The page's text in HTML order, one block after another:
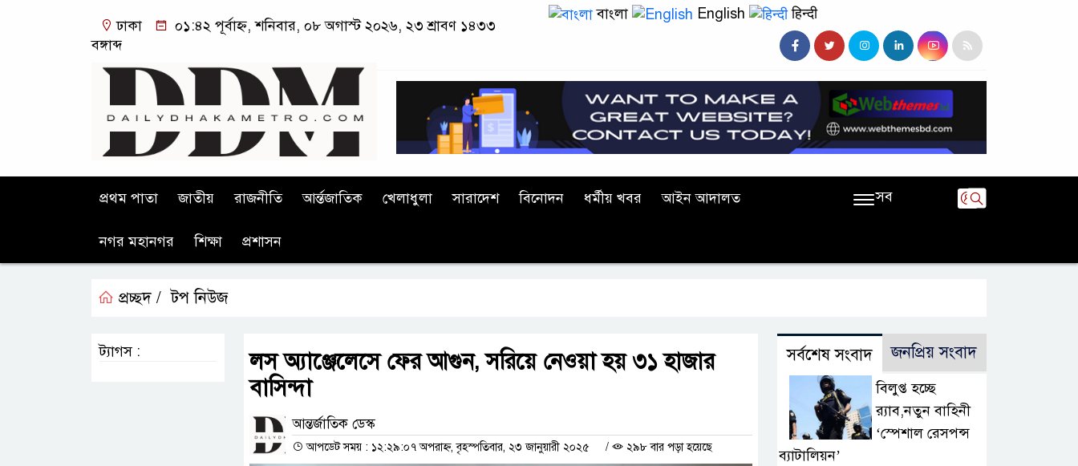
ঢাকা
০১:৪২ পূর্বাহ্ন, শনিবার, ০৮ অগাস্ট ২০২৬, ২৩ শ্রাবণ ১৪৩৩
বঙ্গাব্দ
বাংলা English हिन्दी
প্রথম পাতা জাতীয় রাজনীতি আর্ন্তজাতিক খেলাধুলা সারাদেশ বিনোদন ধর্মীয় খবর আইন আদালত
নগর মহানগর শিক্ষা প্রশাসন
সব
প্রচ্ছদ / টপ নিউজ
লস অ্যাঞ্জেলেসে ফের আগুন, সরিয়ে নেওয়া হয় ৩১ হাজার
বাসিন্দা
আন্তর্জাতিক ডেস্ক
আপডেট সময় : ১২:২৯:০৭ অপরাহ্ন, বৃহস্পতিবার, ২৩ জানুয়ারী ২০২৫ / ২৯৮ বার পড়া হয়েছে
ট্যাগস : সর্বশেষ সংবাদ জনপ্রিয় সংবাদ
বিলুপ্ত হচ্ছে
র‍্যাব,নতুন বাহিনী
‘স্পেশাল রেসপন্স
ব্যাটালিয়ন’